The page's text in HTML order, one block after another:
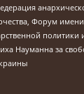
Форум
за